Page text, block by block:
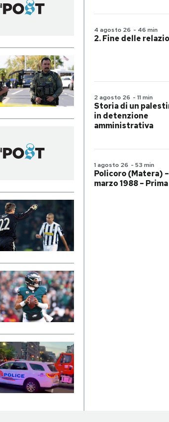
4 agosto 26 - 46 min
2. Fine delle
2 agosto 26 - 11 min
Storia di un
in detenzione
amministrativa
1 agosto 26 - 53 min
Policoro (Matera)
marzo 1988 –